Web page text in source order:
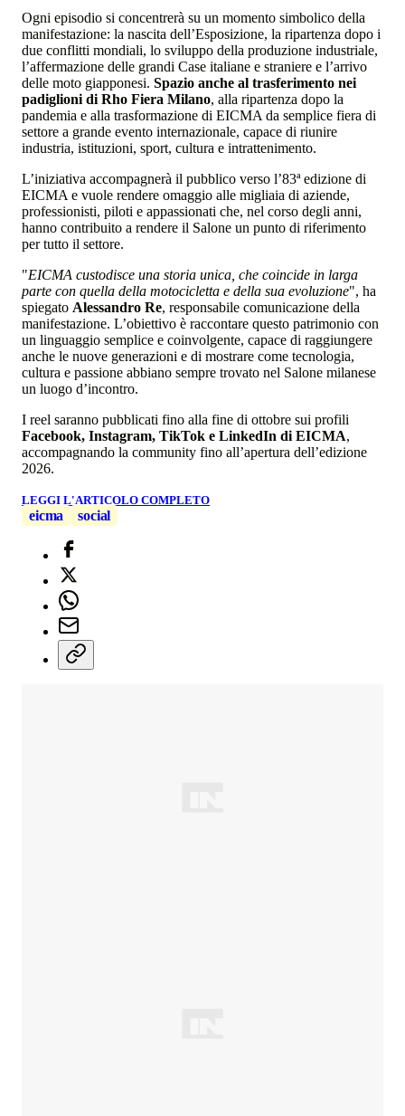
Ogni episodio si concentrerà su un momento simbolico della
manifestazione: la nascita dell’Esposizione, la ripartenza dopo i
due conflitti mondiali, lo sviluppo della produzione industriale,
l’affermazione delle grandi Case italiane e straniere e l’arrivo
delle moto giapponesi. Spazio anche al trasferimento nei
padiglioni di Rho Fiera Milano, alla ripartenza dopo la
pandemia e alla trasformazione di EICMA da semplice fiera di
settore a grande evento internazionale, capace di riunire
industria, istituzioni, sport, cultura e intrattenimento.
L’iniziativa accompagnerà il pubblico verso l’83ª edizione di
EICMA e vuole rendere omaggio alle migliaia di aziende,
professionisti, piloti e appassionati che, nel corso degli anni,
hanno contribuito a rendere il Salone un punto di riferimento
per tutto il settore.
"EICMA custodisce una storia unica, che coincide in larga
parte con quella della motocicletta e della sua evoluzione", ha
spiegato Alessandro Re, responsabile comunicazione della
manifestazione. L’obiettivo è raccontare questo patrimonio con
un linguaggio semplice e coinvolgente, capace di raggiungere
anche le nuove generazioni e di mostrare come tecnologia,
cultura e passione abbiano sempre trovato nel Salone milanese
un luogo d’incontro.
I reel saranno pubblicati fino alla fine di ottobre sui profili
Facebook, Instagram, TikTok e LinkedIn di EICMA,
accompagnando la community fino all’apertura dell’edizione
2026.
LEGGI L'ARTICOLO COMPLETO
eicma social